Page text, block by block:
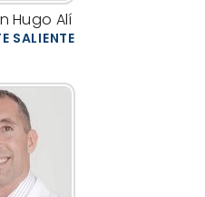
Hugo Alí
SALIENTE